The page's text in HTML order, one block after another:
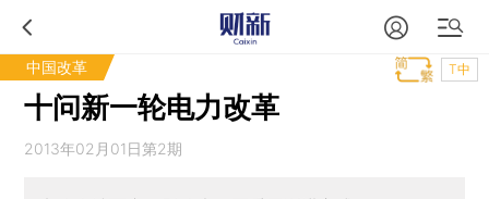
中国改革 T中
十问新一轮电力改革
2013年02月01日第2期